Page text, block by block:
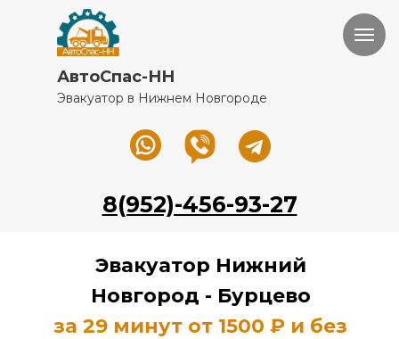
8(952)-456-93-27
Эвакуатор в Нижнем Новгороде
АвтоСпас-НН
Эвакуатор Нижний
Новгород - Бурцево
за 29 минут от 1500 ₽ и без